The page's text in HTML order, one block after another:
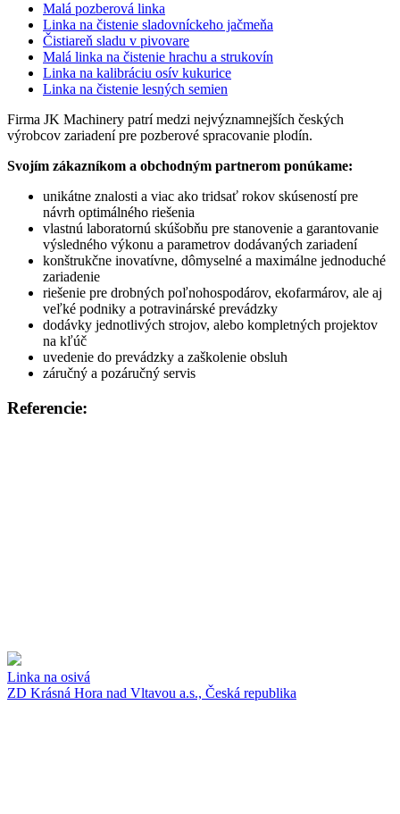
Malá pozberová linka
Linka na čistenie sladovníckeho jačmeňa
Čistiareň sladu v pivovare
Malá linka na čistenie hrachu a strukovín
Linka na kalibráciu osív kukurice
Linka na čistenie lesných semien
Firma JK Machinery patrí medzi nejvýznamnejších českých
výrobcov zariadení pre pozberové spracovanie plodín.
Svojím zákazníkom a obchodným partnerom ponúkame:
unikátne znalosti a viac ako tridsať rokov skúseností pre
návrh optimálného riešenia
vlastnú laboratornú skúšobňu pre stanovenie a garantovanie
výsledného výkonu a parametrov dodávaných zariadení
konštrukčne inovatívne, dômyselné a maximálne jednoduché
zariadenie
riešenie pre drobných poľnohospodárov, ekofarmárov, ale aj
veľké podniky a potravinárské prevádzky
dodávky jednotlivých strojov, alebo kompletných projektov
na kľúč
uvedenie do prevádzky a zaškolenie obsluh
záručný a pozáručný servis
Referencie:
Linka na osivá
ZD Krásná Hora nad Vltavou a.s., Česká republika